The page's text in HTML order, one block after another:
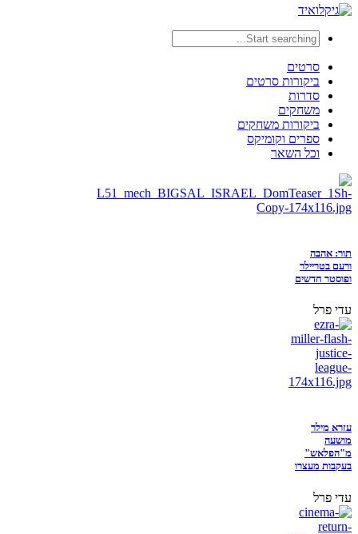
סרטים
ביקורות סרטים
סדרות
משחקים
ביקורות משחקים
ספרים וקומיקס
וכל השאר
תור: אהבה
ורעם בטריילר
ופוסטר חדשים
עדי פרל
עזרא מילר
מושעה
מ"הפלאש"
בעקבות מעצרו
עדי פרל